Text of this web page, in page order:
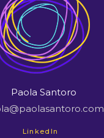
Paola Santoro
LinkedIn